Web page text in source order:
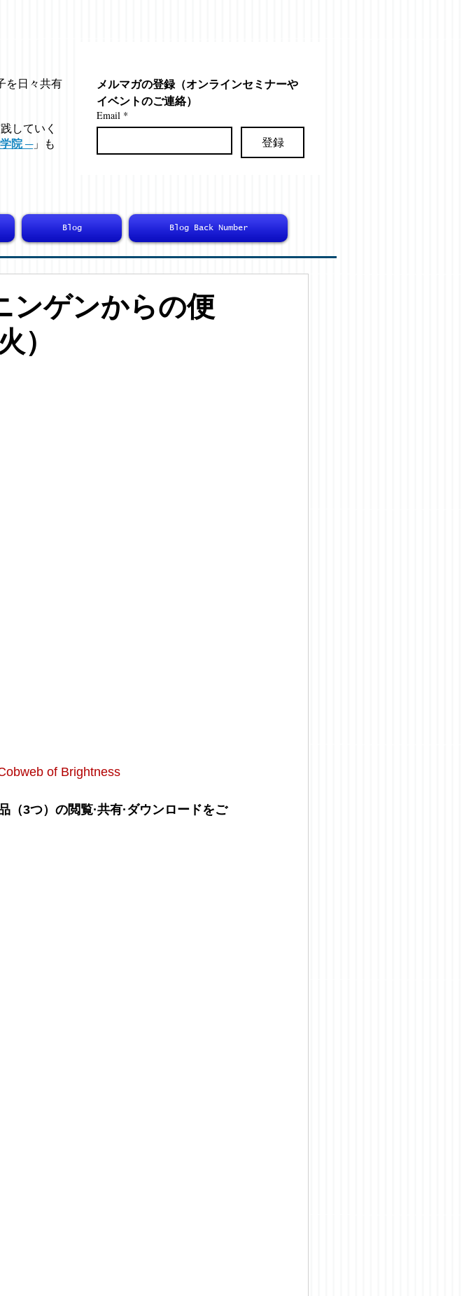
を日々共有
していく
院 ─」も
メルマガの登録（オンラインセミナーや
イベントのご連絡）
Email *
登録
Blog Blog Back Number
ンゲンからの便
）
of Brightness
3つ）の閲覧·共有·ダウンロードをご